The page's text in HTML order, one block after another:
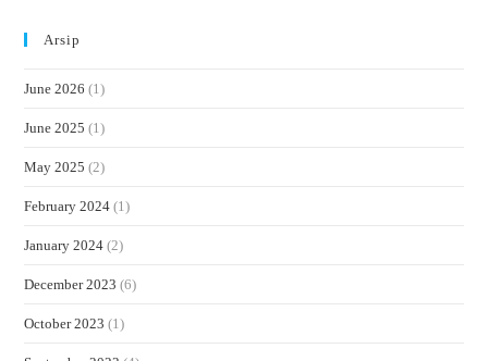
Arsip
June 2026 (1)
June 2025 (1)
May 2025 (2)
February 2024 (1)
January 2024 (2)
December 2023 (6)
October 2023 (1)